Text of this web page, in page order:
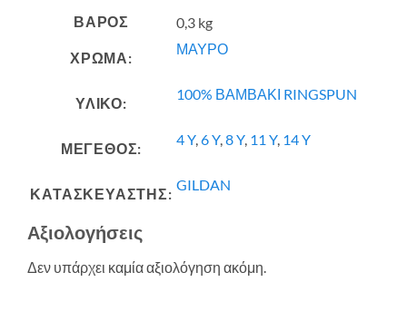
ΒΆΡΟΣ 0,3 kg
ΧΡΩΜΑ:
ΜΑΥΡΟ
ΥΛΙΚΟ:
100% ΒΑΜΒΑΚΙ RINGSPUN
ΜΕΓΕΘΟΣ:
4 Y,6 Y,8 Y, 11 Y, 14 Y
ΚΑΤΑΣΚΕΥΑΣΤΗΣ:
GILDAN
Αξιολογήσεις
Δεν υπάρχει καμία αξιολόγηση ακόμη.